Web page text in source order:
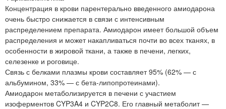
Концентрация в крови парентерально введенного амиодарона
очень быстро снижается в связи с интенсивным
распределением препарата. Амиодарон имеет большой объем
распределения и может накапливаться почти во всех тканях, в
особенности в жировой ткани, а также в печени, легких,
селезенке и роговице.
Связь с белками плазмы крови составляет 95% (62% — с
альбумином, 33% — с бета-липопротеинами).
Амиодарон метаболизируется в печени с участием
изоферментов CYP3A4 и CYP2C8. Его главный метаболит —